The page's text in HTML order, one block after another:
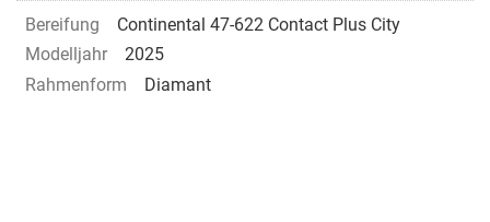
Bereifung
Continental 47-622 Contact Plus City
Modelljahr
2025
Rahmenform
Diamant